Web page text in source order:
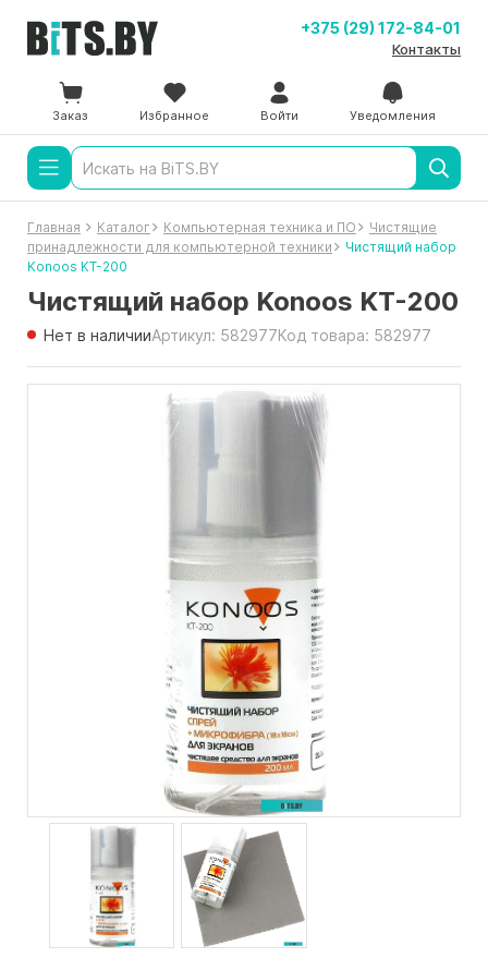
+375 (29) 172-84-01
Контакты
Заказ Избранное Войти Уведомления
Главная Каталог Компьютерная техника и ПО
Чистящие
принадлежности для компьютерной техники
Чистящий набор
Konoos KT-200
Чистящий набор Konoos KT-200
Нет в наличииАртикул: 582977Код товара: 582977